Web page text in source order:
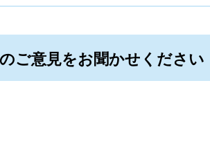
ご意見をお聞かせください